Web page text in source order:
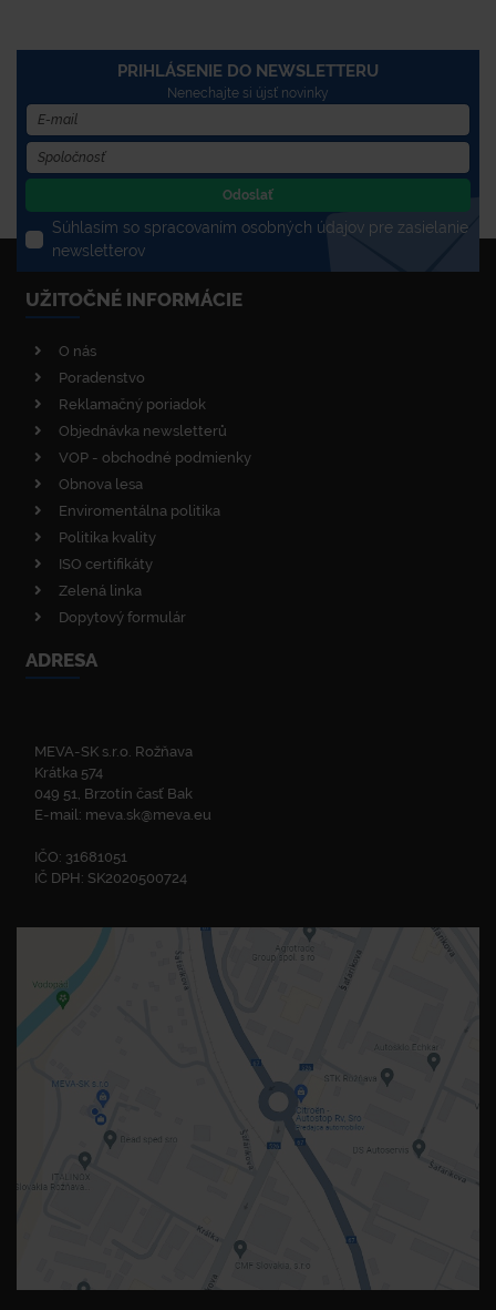
PRIHLÁSENIE DO NEWSLETTERU
Nenechajte si újsť novinky
Odoslať
Súhlasím so spracovaním osobných údajov pre zasielanie
newsletterov
UŽITOČNÉ INFORMÁCIE
O nás
Poradenstvo
Reklamačný poriadok
Objednávka newsletterů
VOP - obchodné podmienky
Obnova lesa
Enviromentálna politika
Politika kvality
ISO certifikáty
Zelená linka
Dopytový formulár
ADRESA
MEVA-SK s.r.o. Rožňava
Krátka 574
049 51, Brzotín časť Bak
E-mail: meva.sk@meva.eu
IČO: 31681051
IČ DPH: SK2020500724